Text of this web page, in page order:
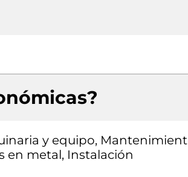
y equipo,
en metal, Instalación